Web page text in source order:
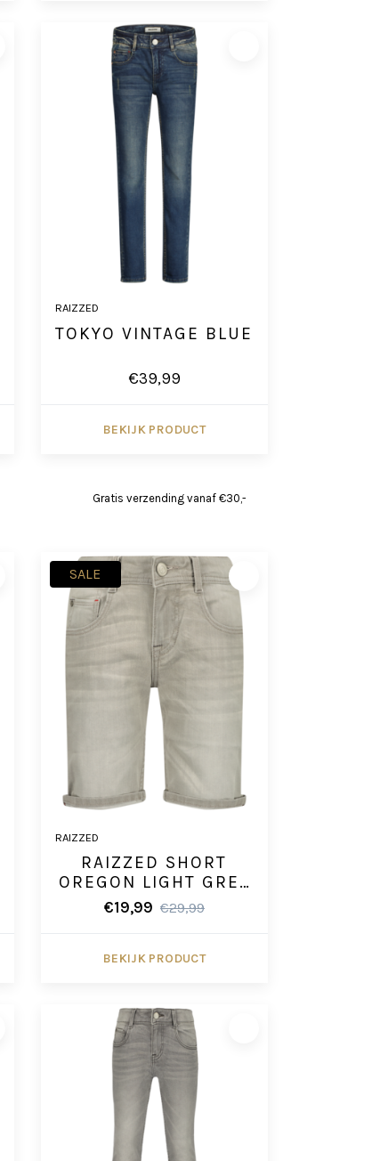
RAIZZED
TOKYO VINTAGE BLUE
€39,99
BEKIJK PRODUCT
Gratis verzending vanaf €30,-
SALE
RAIZZED
RAIZZED SHORT
OREGON LIGHT GREY
STONE
€19,99 €29,99
BEKIJK PRODUCT